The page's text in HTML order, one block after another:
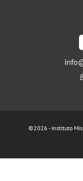
©2026 - Instituto